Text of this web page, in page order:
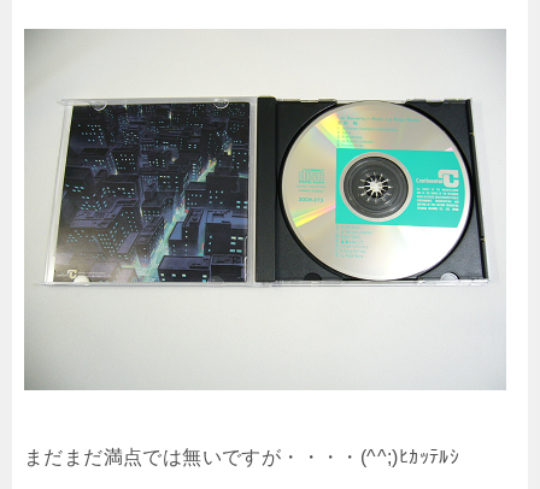
まだまだ満点では無いですが・・・・(^^;)ﾋｶｯﾃﾙｼ